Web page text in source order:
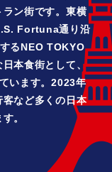
ン街です。東横
Fortuna通り沿
るNEO TOKYO
本食街として、
います。2023年
など多くの日本
。